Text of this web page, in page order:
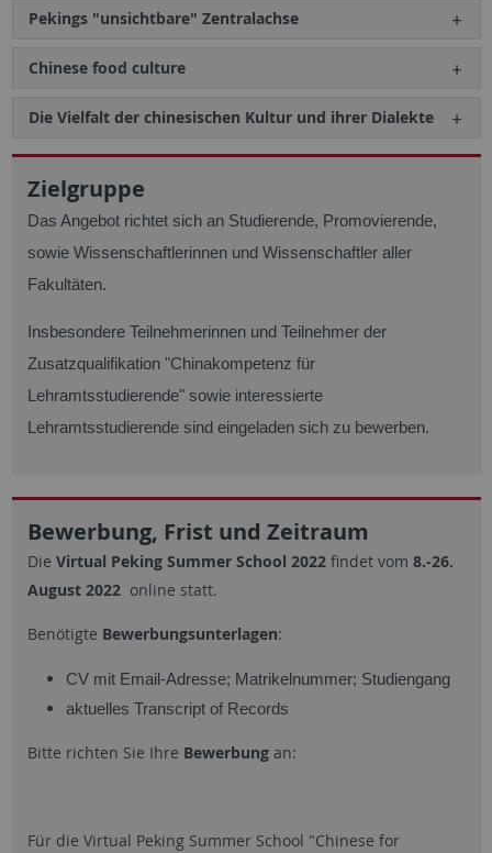
Pekings "unsichtbare" Zentralachse
Chinese food culture
Die Vielfalt der chinesischen Kultur und ihrer Dialekte
Zielgruppe
Das Angebot richtet sich an Studierende, Promovierende,
sowie Wissenschaftlerinnen und Wissenschaftler aller
Fakultäten.
Insbesondere Teilnehmerinnen und Teilnehmer der
Zusatzqualifikation "Chinakompetenz für
Lehramtsstudierende" sowie interessierte
Lehramtsstudierende sind eingeladen sich zu bewerben.
Bewerbung, Frist und Zeitraum
Die Virtual Peking Summer School 2022findet vom 8.-26.
August 2022 online statt.
Benötigte Bewerbungsunterlagen:
CV mit Email-Adresse; Matrikelnummer; Studiengang
aktuelles Transcript of Records
Bitte richten Sie Ihre Bewerbungan:
Für die Virtual Peking Summer School "Chinese for